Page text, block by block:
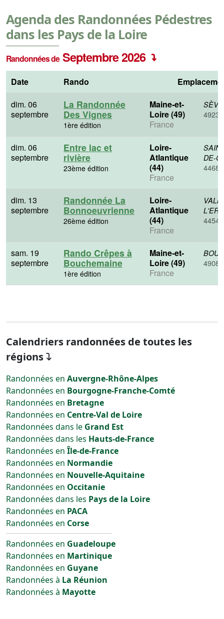
Agenda des Randonnées Pédestres
dans les Pays de la Loire
Randonnées de Septembre 2026
Date Rando
dim. 06
septembre
La Randonnée
Des Vignes
1ère édition
Maine-et-
Loire (49)
France
49230
dim. 06
septembre
Entre lac et
rivière
23ème édition
Loire-
Atlantique
(44)
France
DE-
44680
dim. 13
septembre
Randonnée La
Bonnoeuvrienne
26ème édition
Loire-
Atlantique
(44)
France
44540
sam. 19
septembre
Rando Crêpes à
Bouchemaine
1ère édition
Maine-et-
Loire (49)
France
49080
Calendriers randonnées de toutes les
régions
Randonnées en Auvergne-Rhône-Alpes
Randonnées en Bourgogne-Franche-Comté
Randonnées en Bretagne
Randonnées en Centre-Val de Loire
Randonnées dans le Grand Est
Randonnées dans les Hauts-de-France
Randonnées en Île-de-France
Randonnées en Normandie
Randonnées en Nouvelle-Aquitaine
Randonnées en Occitanie
Randonnées dans les Pays de la Loire
Randonnées en PACA
Randonnées en Corse
Randonnées en Guadeloupe
Randonnées en Martinique
Randonnées en Guyane
Randonnées à La Réunion
Randonnées à Mayotte